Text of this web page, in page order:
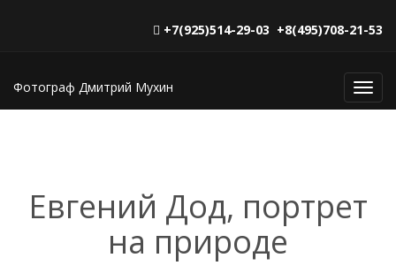
+7(925)514-29-03 +8(495)708-21-53
Фотограф Дмитрий Мухин
Евгений Дод, портрет
на природе